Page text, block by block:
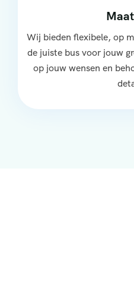
Wij bieden flexibele, op
de juiste bus voor jouw
op jouw wensen en